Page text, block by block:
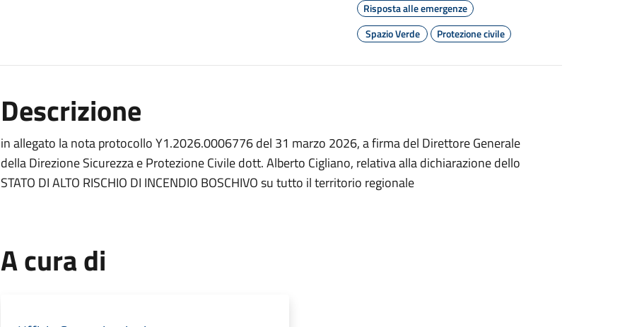
Risposta alle emergenze
Spazio Verde
Protezione civile
Descrizione
in allegato la nota protocollo Y1.2026.0006776 del 31 marzo 2026, a firma del Direttore Generale
della Direzione Sicurezza e Protezione Civile dott. Alberto Cigliano, relativa alla dichiarazione dello
STATO DI ALTO RISCHIO DI INCENDIO BOSCHIVO su tutto il territorio regionale
A cura di